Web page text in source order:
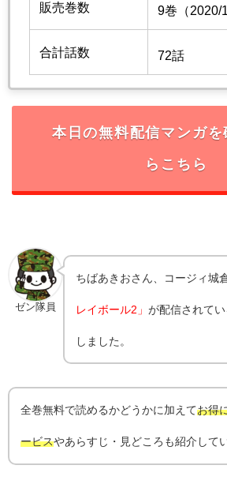
販売巻数 9巻（2020/
合計話数 72話
本日の無料配信マンガを
らこちら
ゼン隊員
ちばあきおさん、コージィ城
レイボール2」が配信されて
しました。
全巻無料で読めるかどうかに加えてお得
ービスやあらすじ・見どころも紹介して